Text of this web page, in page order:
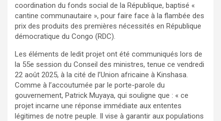
coordination du fonds social de la République, baptisé «
cantine communautaire », pour faire face à la flambée des
prix des produits des premières nécessités en République
démocratique du Congo (RDC).
Les éléments de ledit projet ont été communiqués lors de
la 55e session du Conseil des ministres, tenue ce vendredi
22 août 2025, à la cité de l’Union africaine à Kinshasa.
Comme à l’accoutumée par le porte-parole du
gouvernement, Patrick Muyaya, qui souligne que : « ce
projet incarne une réponse immédiate aux ententes
légitimes de notre peuple. Il vise à garantir aux populations